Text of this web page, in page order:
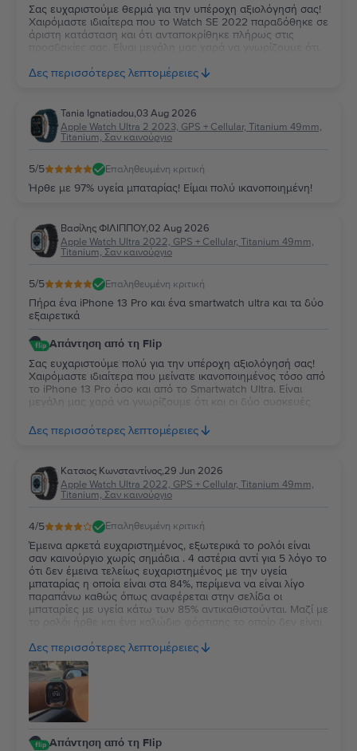
Σας ευχαριστούμε θερμά για την υπέροχη αξιολόγησή σας!
Χαιρόμαστε ιδιαίτερα που το Watch SE 2022 παραδόθηκε σε
άριστη κατάσταση και ότι ανταποκρίθηκε πλήρως στις
προσδοκίες σας. Είναι μεγάλη μας χαρά να γνωρίζουμε ότι,
απολαύσετε τη νέα σας συσκευή για πολλά χρόνια!
Δες περισσότερες λεπτομέρειες
Tania Ignatiadou,03 Aug 2026
Apple Watch Ultra 2 2023, GPS + Cellular, Titanium 49mm,
Titanium, Σαν καινούργιο
5/5 Επαληθευμένη κριτική
Ήρθε με 97% υγεία μπαταρίας! Είμαι πολύ ικανοποιημένη!
Βασίλης ΦΙΛΙΠΠΟΥ,02 Aug 2026
Apple Watch Ultra 2022, GPS + Cellular, Titanium 49mm,
Titanium, Σαν καινούργιο
5/5 Επαληθευμένη κριτική
Πήρα ένα iPhone 13 Pro και ένα smartwatch ultra και τα δύο
εξαιρετικά
Απάντηση από τη Flip
Σας ευχαριστούμε πολύ για την υπέροχη αξιολόγησή σας!
Χαιρόμαστε ιδιαίτερα που μείνατε ικανοποιημένος τόσο από
το iPhone 13 Pro όσο και από το Smartwatch Ultra. Είναι
μεγάλη μας χαρά να γνωρίζουμε ότι και οι δύο συσκευές
την εμπιστοσύνη σας και ευχόμαστε να τα χαρείτε και τα
δύο!
Δες περισσότερες λεπτομέρειες
Κατσιος Κωνσταντίνος,29 Jun 2026
Apple Watch Ultra 2022, GPS + Cellular, Titanium 49mm,
Titanium, Σαν καινούργιο
4/5 Επαληθευμένη κριτική
Έμεινα αρκετά ευχαριστημένος, εξωτερικά το ρολόι είναι
σαν καινούργιο χωρίς σημάδια . 4 αστέρια αντί για 5 λόγο το
ότι δεν έμεινα τελείως ευχαριστημένος με την υγεία
μπαταρίας η οποία είναι στα 84%, περίμενα να είναι λίγο
παραπάνω καθώς όπως αναφέρεται στην σελίδα οι
μπαταρίες με υγεία κάτω των 85% αντικαθιστούνται. Μαζί με
το ρολόι ήρθε και ένα καλώδιο φόρτισης το οποίο δεν είναι
δεν μπορώ να έχω παράπονο.
Δες περισσότερες λεπτομέρειες
Απάντηση από τη Flip